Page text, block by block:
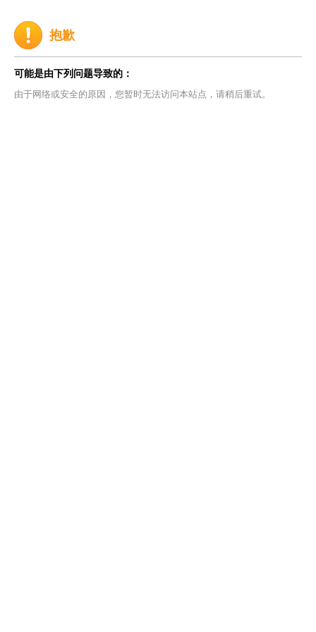
抱歉
可能是由下列问题导致的：
由于网络或安全的原因，您暂时无法访问本站点，请稍后重试。